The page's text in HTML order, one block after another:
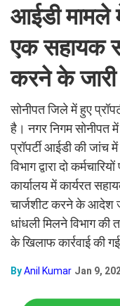
आईडी मामले
एक सहायक
करने के
सोनीपत जिले में हुए
है। नगर निगम सोनीपत
प्रॉपर्टी आईडी की जांच
विभाग द्वारा दो
कार्यालय में कार्यरत
चार्जशीट करने के आदेश
धांधली मिलने विभाग
के खिलाफ कार्रवाई की
ByAnil Kumar Jan 9,